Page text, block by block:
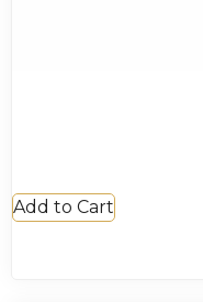
Add to Cart